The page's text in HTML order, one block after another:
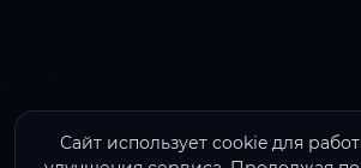
Сайт использует cookie для